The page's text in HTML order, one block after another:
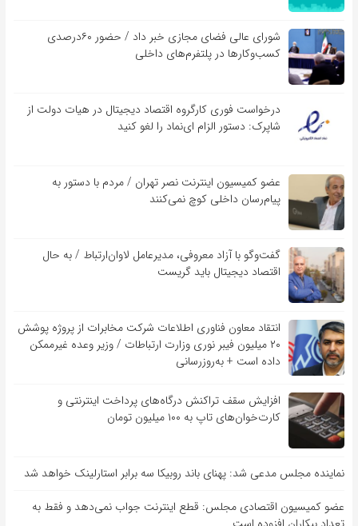
شورای عالی فضای مجازی خبر داد / حضور ۶۰درصدی
کسب‌و‌کارها در پلتفرم‌های داخلی
درخواست فوری کارگروه اقتصاد دیجیتال در هیات دولت از
شاپرک: دستور الزام ای‌نماد را لغو کنید
عضو کمیسیون اینترنت نصر تهران / مردم با دستور به
پیام‌رسان داخلی کوچ نمی‌کنند
گفت‌و‌گو با آزاد معروفی، مدیرعامل لاوان‌ارتباط / به حال
اقتصاد دیجیتال باید گریست
انتقاد معاون فناوری اطلاعات شرکت مخابرات از پروژه پوشش
۲۰ میلیون فیبر نوری وزارت ارتباطات / وزیر وعده غیرممکن
داده است + به‌روزرسانی
افزایش سقف تراکنش درگاه‌های پرداخت اینترنتی و
کارت‌خوان‌های تاپ به ۱۰۰ میلیون تومان
نماینده مجلس مدعی شد: پهنای باند روبیکا سه برابر استارلینک خواهد شد
عضو کمیسیون اقتصادی مجلس: قطع اینترنت جواب نمی‌دهد و فقط به